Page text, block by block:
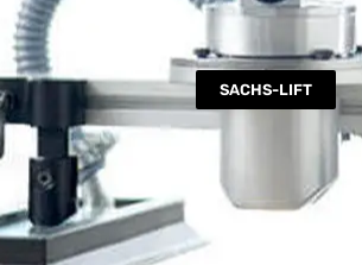
SACHS-LIFT